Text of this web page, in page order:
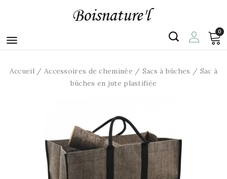

0
Accueil Accessoires de cheminée Sacs à bûches
Sac à
bûches en jute plastifiée